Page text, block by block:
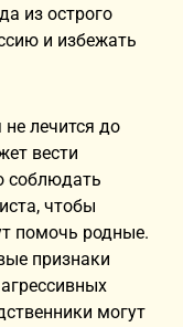
из острого
и избежать
лечится до
вести
соблюдать
чтобы
помочь родные.
признаки
могут